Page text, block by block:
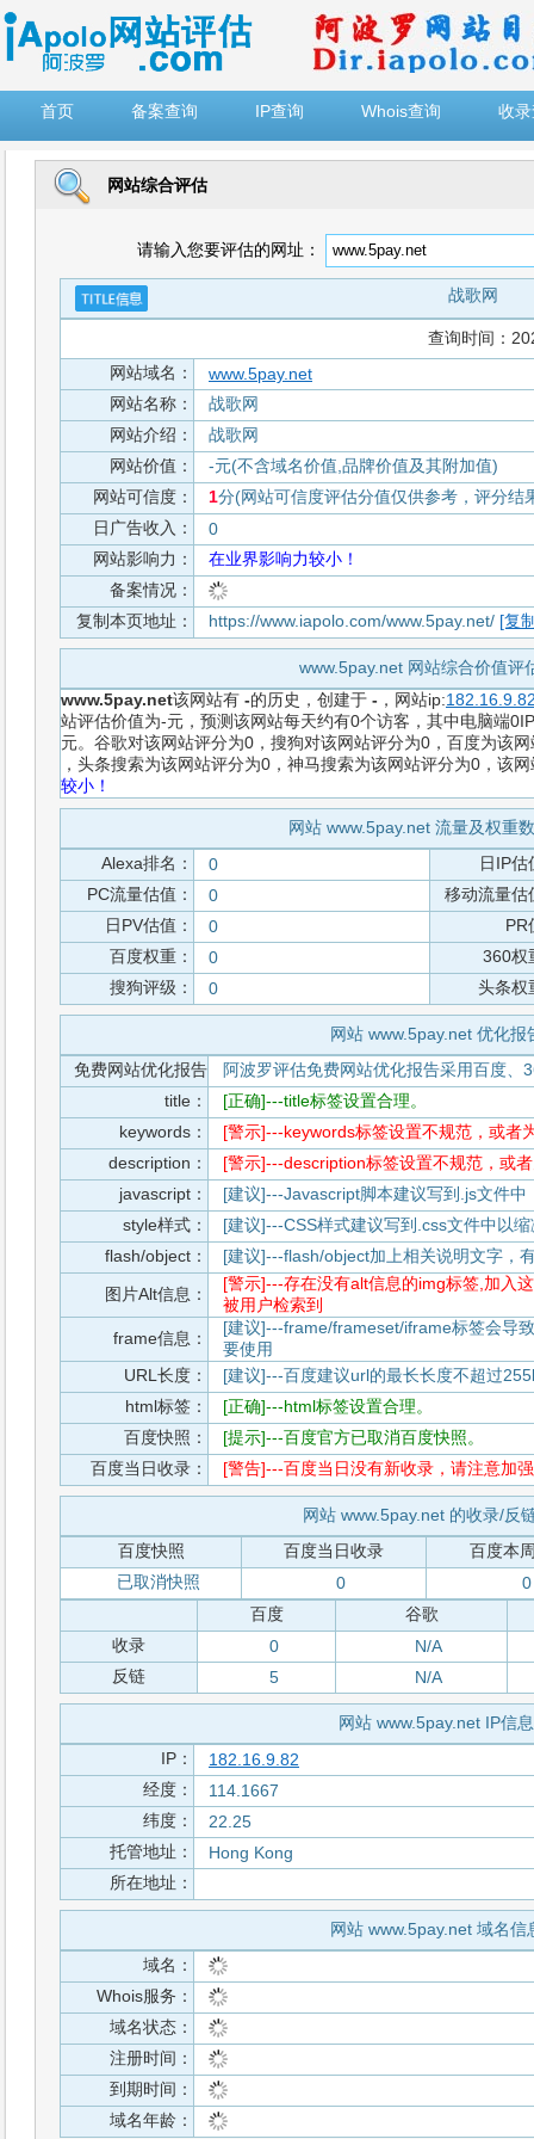
首页
备案查询 IP查询 Whois查询 收
网站综合评估
请输入您要评估的网址：
战歌网
查询时间：
网站域名：
www.5pay.net
网站名称：
战歌网
网站介绍：
战歌网
网站价值：
-元(不含域名价值,品牌价值及其附加值)
网站可信度：
1分(网站可信度评估分值仅供参考，评分结
日广告收入：
0
网站影响力：
在业界影响力较小！
备案情况：
复制本页地址：
https://www.iapolo.com/www.5pay.net/ [复
www.5pay.net 网站综合价值评
www.5pay.net该网站有 -的历史，创建于 - ，网站ip:
站评估价值为-元，预测该网站每天约有0个访客，其中电脑端
元。谷歌对该网站评分为0，搜狗对该网站评分为0，百度为该
，头条搜索为该网站评分为0，神马搜索为该网站评分为0，该
较小！
网站 www.5pay.net 流量及权重
Alexa排名：
0
日IP估
PC流量估值：
0
移动流量估
日PV估值：
0
PR
百度权重：
0
360权
搜狗评级：
0 头条权
网站 www.5pay.net 优化报
免费网站优化报告
阿波罗评估免费网站优化报告采用百度、
title：
[正确]---title标签设置合理。
keywords：
[警示]---keywords标签设置不规范，或者
description：
[警示]---description标签设置不规范，或
javascript：
[建议]---Javascript脚本建议写到.js文件中
style样式：
[建议]---CSS样式建议写到.css文件中以
flash/object：
[建议]---flash/object加上相关说明文字，
图片Alt信息：
[警示]---存在没有alt信息的img标签,加入
被用户检索到
frame信息：
[建议]---frame/frameset/iframe标签会导
要使用
URL长度：
[建议]---百度建议url的最长长度不超过
html标签：
[正确]---html标签设置合理。
百度快照：
[提示]---百度官方已取消百度快照。
百度当日收录：
[警告]---百度当日没有新收录，请注意加
网站 www.5pay.net 的收录/反
百度快照
百度当日收录
百度本
已取消快照
0
0
百度
谷歌
收录
0
N/A
反链
5 N/A
网站 www.5pay.net IP信息
IP：
182.16.9.82
经度：
114.1667
纬度：
22.25
托管地址：
Hong Kong
所在地址：
网站 www.5pay.net 域名信
域名：
Whois服务：
域名状态：
注册时间：
到期时间：
域名年龄：